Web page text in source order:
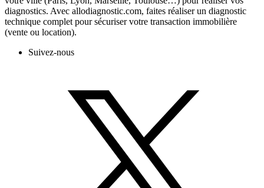
diagnostics. Avec allodiagnostic.com, faites réaliser un diagnostic
technique complet pour sécuriser votre transaction immobilière
(vente ou location).
Suivez-nous